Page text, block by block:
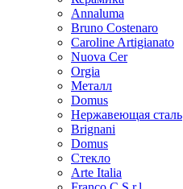
Annaluma
Bruno Costenaro
Caroline Artigianato
Nuova Cer
Orgia
Металл
Domus
Нержавеющая сталь
Brignani
Domus
Стекло
Arte Italia